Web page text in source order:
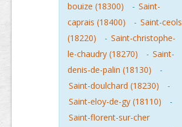
bouize (18300)
- Saint-
caprais (18400)
- Saint-ceols
(18220)
- Saint-christophe-
le-chaudry (18270)
- Saint-
denis-de-palin (18130)
-
Saint-doulchard (18230)
-
Saint-eloy-de-gy (18110)
-
Saint-florent-sur-cher